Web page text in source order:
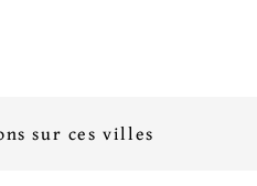
sur ces villes